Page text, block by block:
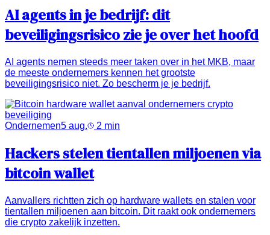
AI agents in je bedrijf: dit
beveiligingsrisico zie je over het hoofd
AI agents nemen steeds meer taken over in het MKB, maar
de meeste ondernemers kennen het grootste
beveiligingsrisico niet. Zo bescherm je je bedrijf.
Ondernemen5 aug. 2 min
Hackers stelen tientallen miljoenen via
bitcoin wallet
Aanvallers richtten zich op hardware wallets en stalen voor
tientallen miljoenen aan bitcoin. Dit raakt ook ondernemers
die crypto zakelijk inzetten.